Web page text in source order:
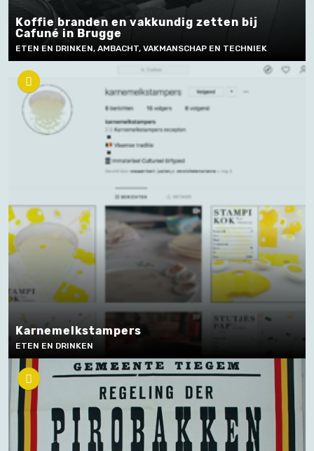
Koffie branden en vakkundig zetten bij
Cafuné in Brugge
ETEN EN DRINKEN, AMBACHT, VAKMANSCHAP EN TECHNIEK
Karnemelkstampers
ETEN EN DRINKEN